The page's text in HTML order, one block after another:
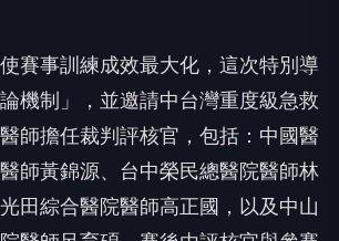
賽事訓練成效最大化，這次特別導
機制」，並邀請中台灣重度級急救
師擔任裁判評核官，包括：中國醫
師黃錦源、台中榮民總醫院醫師林
田綜合醫院醫師高正國，以及中山